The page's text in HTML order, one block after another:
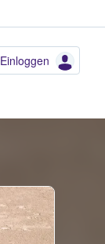
Einloggen